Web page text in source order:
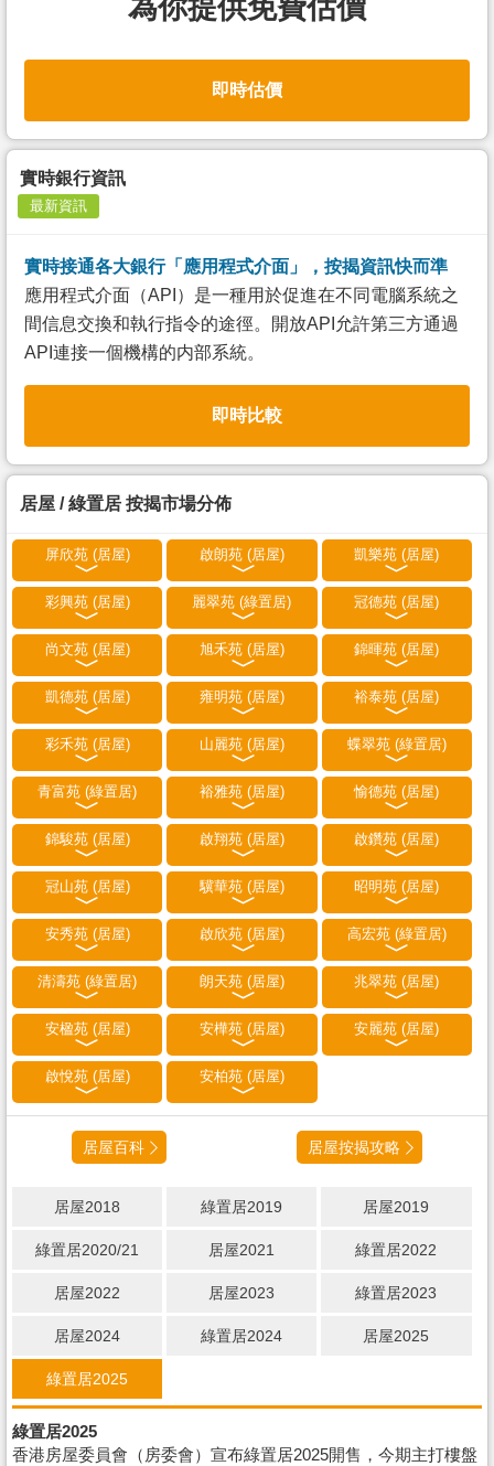
為你提供免費估價
即時估價
實時銀行資訊
最新資訊
實時接通各大銀行「應用程式介面」，按揭資訊快而準
應用程式介面（API）是一種用於促進在不同電腦系統之
間信息交換和執行指令的途徑。開放API允許第三方通過
API連接一個機構的内部系統。
即時比較
居屋 / 綠置居 按揭市場分佈
屏欣苑 (居屋) 啟朗苑 (居屋) 凱樂苑 (居屋)
彩興苑 (居屋) 麗翠苑 (綠置居) 冠德苑 (居屋)
尚文苑 (居屋) 旭禾苑 (居屋) 錦暉苑 (居屋)
凱德苑 (居屋) 雍明苑 (居屋) 裕泰苑 (居屋)
彩禾苑 (居屋) 山麗苑 (居屋) 蝶翠苑 (綠置居)
青富苑 (綠置居) 裕雅苑 (居屋) 愉德苑 (居屋)
錦駿苑 (居屋) 啟翔苑 (居屋) 啟鑽苑 (居屋)
冠山苑 (居屋) 驥華苑 (居屋) 昭明苑 (居屋)
安秀苑 (居屋) 啟欣苑 (居屋) 高宏苑 (綠置居)
清濤苑 (綠置居) 朗天苑 (居屋) 兆翠苑 (居屋)
安楹苑 (居屋) 安樺苑 (居屋) 安麗苑 (居屋)
啟悅苑 (居屋) 安柏苑 (居屋)
居屋百科 居屋按揭攻略
居屋2018 綠置居2019 居屋2019
綠置居2020/21 居屋2021 綠置居2022
居屋2022 居屋2023 綠置居2023
居屋2024 綠置居2024 居屋2025
綠置居2025
綠置居2025
香港房屋委員會（房委會）宣布綠置居2025開售，今期主打樓盤